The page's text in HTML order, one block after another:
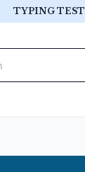
TYPING TEST